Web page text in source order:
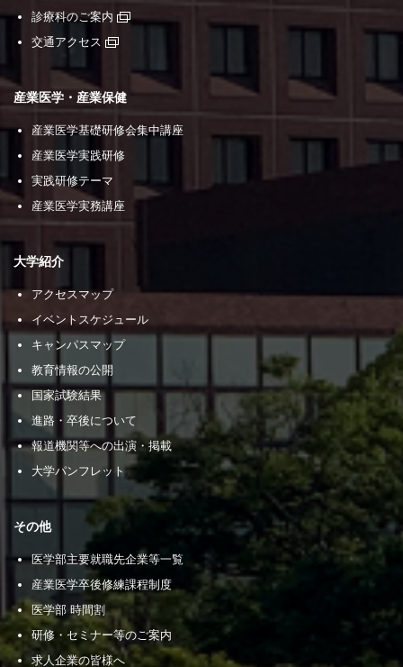
診療科のご案内
交通アクセス
産業医学・産業保健
産業医学基礎研修会集中講座
産業医学実践研修
実践研修テーマ
産業医学実務講座
大学紹介
アクセスマップ
イベントスケジュール
キャンパスマップ
教育情報の公開
国家試験結果
進路・卒後について
報道機関等への出演・掲載
大学パンフレット
その他
医学部主要就職先企業等一覧
産業医学卒後修練課程制度
医学部 時間割
研修・セミナー等のご案内
求人企業の皆様へ